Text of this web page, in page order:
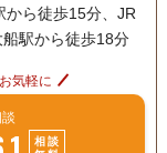
から徒歩15分、JR
駅から徒歩18分
気軽に
相談